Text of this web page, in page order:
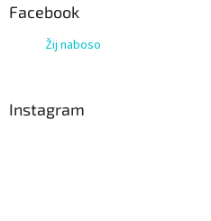
Facebook
Žij naboso
Instagram